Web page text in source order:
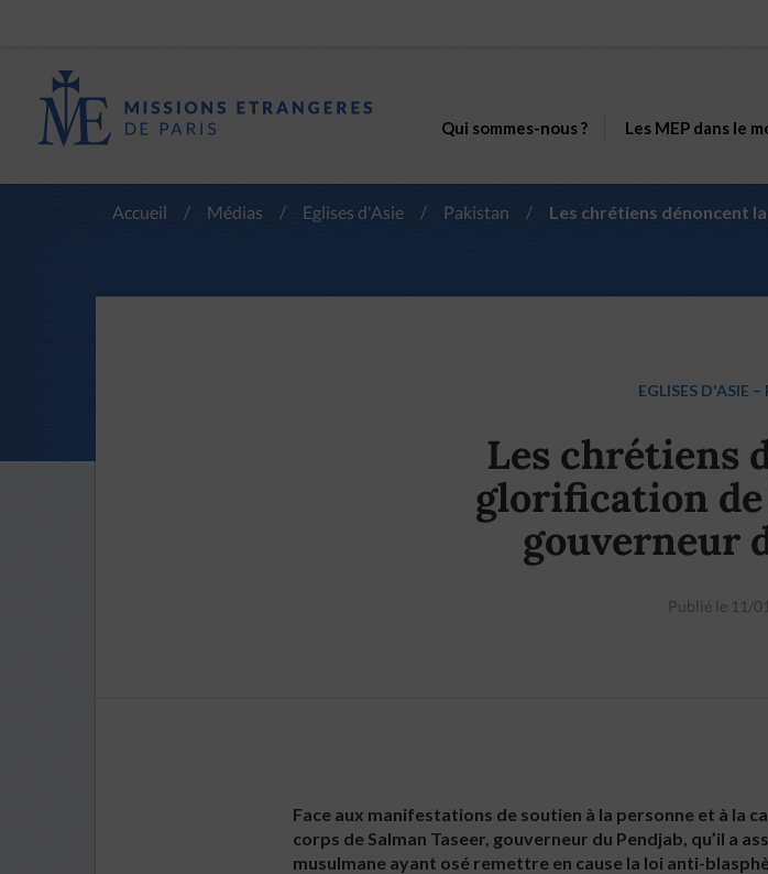
Qui sommes-nous ? Les MEP dans le
Accueil / Médias / Eglises d'Asie / Pakistan / Les chrétiens dénoncent
EGLISES D'ASIE –
Les chrétiens
glorification de
gouverneur
Publié le 11/
Face aux manifestations de soutien à la personne et à la
corps de Salman Taseer, gouverneur du Pendjab, qu’il a
musulmane ayant osé remettre en cause la loi anti-